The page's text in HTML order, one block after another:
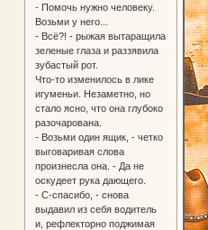
- Помочь нужно человеку.
Возьми у него...
- Всё?! - рыжая вытаращила
зеленые глаза и раззявила
зубастый рот.
Что-то изменилось в лике
игуменьи. Незаметно, но
стало ясно, что она глубоко
разочарована.
- Возьми один ящик, - четко
выговаривая слова
произнесла она. - Да не
оскудеет рука дающего.
- С-спасибо, - снова
выдавил из себя водитель
и, рефлекторно поджимая